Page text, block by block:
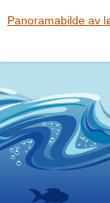
Panoramabilde av